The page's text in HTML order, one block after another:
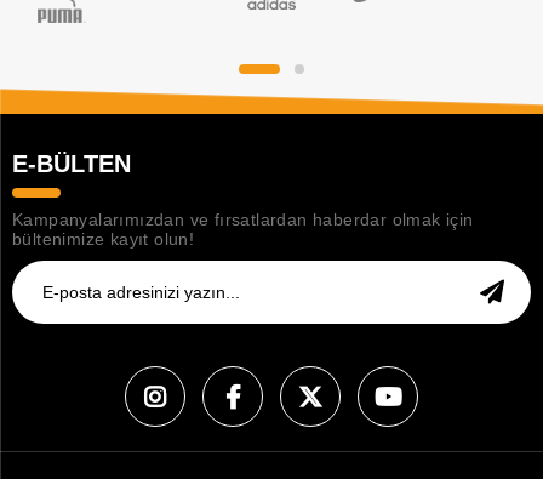
E-BÜLTEN
Kampanyalarımızdan ve fırsatlardan haberdar olmak için
bültenimize kayıt olun!